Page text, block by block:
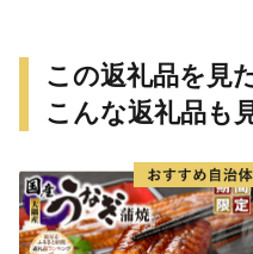
この返礼品を見
こんな返礼品も